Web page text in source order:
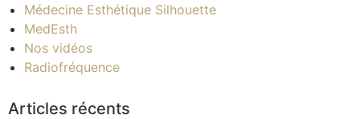
Médecine Esthétique Silhouette
MedEsth
Nos vidéos
Radiofréquence
Articles récents